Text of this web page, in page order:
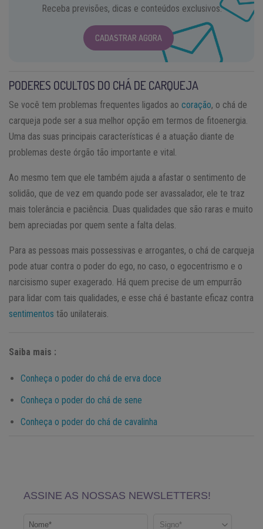
Receba previsões, dicas e conteúdos exclusivos.
CADASTRAR AGORA
PODERES OCULTOS DO CHÁ DE CARQUEJA
Se você tem problemas frequentes ligados ao coração, o chá de
carqueja pode ser a sua melhor opção em termos de fitoenergia.
Uma das suas principais características é a atuação diante de
problemas deste órgão tão importante e vital.
Ao mesmo tem que ele também ajuda a afastar o sentimento de
solidão, que de vez em quando pode ser avassalador, ele te traz
mais tolerância e paciência. Duas qualidades que são raras e muito
bem apreciadas por quem sente a falta delas.
Para as pessoas mais possessivas e arrogantes, o chá de carqueja
pode atuar contra o poder do ego, no caso, o egocentrismo e o
narcisismo super exagerado. Há quem precise de um empurrão
para lidar com tais qualidades, e esse chá é bastante eficaz contra
sentimentos tão unilaterais.
Saiba mais :
Conheça o poder do chá de erva doce
Conheça o poder do chá de sene
Conheça o poder do chá de cavalinha